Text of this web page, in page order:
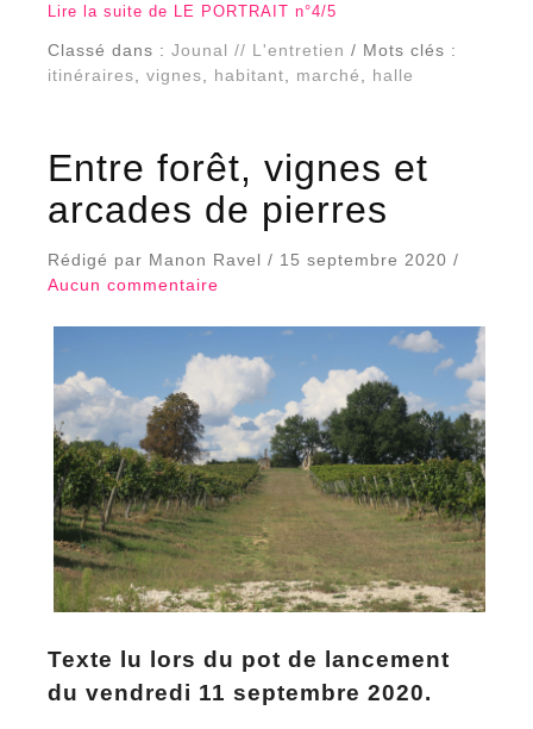
Lire la suite de LE PORTRAIT n°4/5
Classé dans : Jounal // L'entretien / Mots clés :
itinéraires
vignes habitant marché halle
Entre forêt, vignes et
arcades de pierres
Rédigé par Manon Ravel / 15 septembre 2020 /
Aucun commentaire
Texte lu lors du pot de lancement
du vendredi 11 septembre 2020.